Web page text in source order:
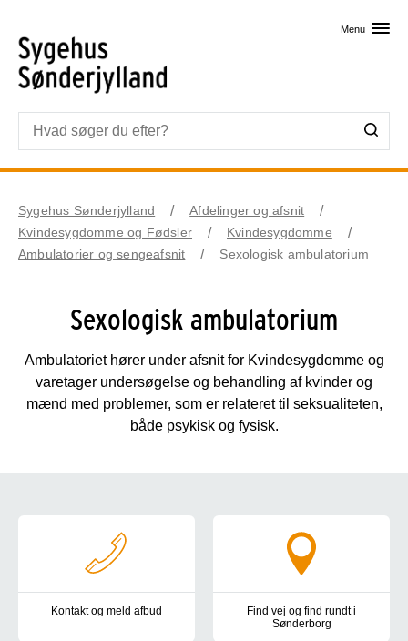
Menu
Sygehus Sønderjylland
Afdelinger og afsnit
Kvindesygdomme og Fødsler
Kvindesygdomme
Ambulatorier og sengeafsnit
Sexologisk ambulatorium
Sexologisk ambulatorium
Ambulatoriet hører under afsnit for Kvindesygdomme og
varetager undersøgelse og behandling af kvinder og
mænd med problemer, som er relateret til seksualiteten,
både psykisk og fysisk.
Kontakt og meld afbud
Kontakt os hvis du vil melde afbud, have en ny tid, har
Find vej og find rundt i
Sønderborg